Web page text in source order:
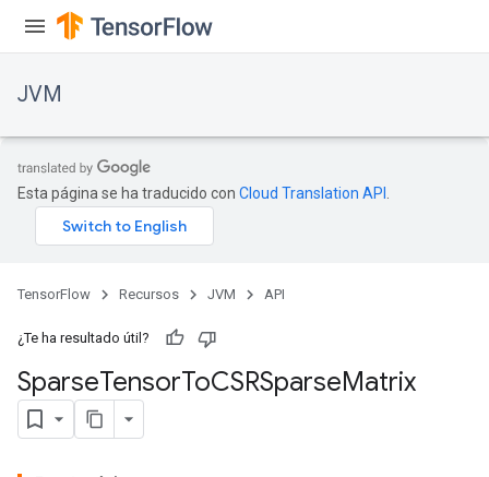
JVM
Esta página se ha traducido con Cloud Translation API
TensorFlow Recursos JVM API
¿Te ha resultado útil?
SparseTensorToCSRSparseMatrix